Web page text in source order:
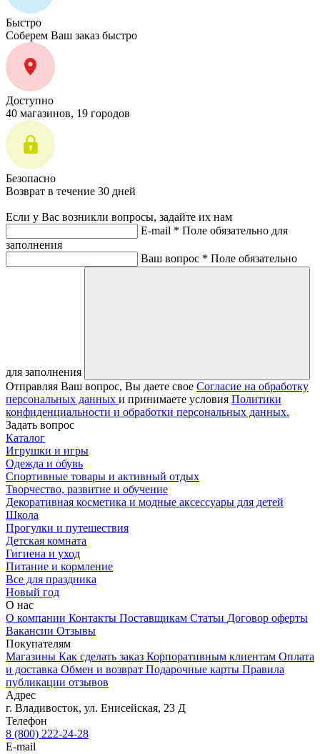
Быстро
Соберем Ваш заказ быстро
Доступно
40 магазинов, 19 городов
Безопасно
Возврат в течение 30 дней
Если у Вас возникли вопросы, задайте их нам
E-mail * Поле обязательно для
заполнения
Ваш вопрос * Поле обязательно
для заполнения
Отправляя Ваш вопрос, Вы даете свое Согласие на обработку
персональных данных и принимаете условия Политики
конфиденциальности и обработки персональных данных.
Задать вопрос
Каталог
Игрушки и игры
Одежда и обувь
Спортивные товары и активный отдых
Творчество, развитие и обучение
Декоративная косметика и модные аксессуары для детей
Школа
Прогулки и путешествия
Детская комната
Гигиена и уход
Питание и кормление
Все для праздника
Новый год
О нас
О компании Контакты Поставщикам Статьи Договор оферты
Вакансии Отзывы
Покупателям
Магазины Как сделать заказ Корпоративным клиентам Оплата
и доставка Обмен и возврат Подарочные карты Правила
публикации отзывов
Адрес
г. Владивосток, ул. Енисейская, 23 Д
Телефон
8 (800) 222-24-28
E-mail